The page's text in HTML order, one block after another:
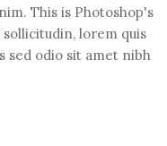
This is Photoshop's
lorem quis
sed odio sit amet nibh